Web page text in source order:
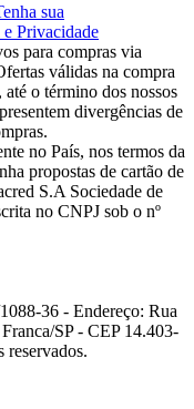
sua
e Privacidade
para compras via
válidas na compra
o término dos nossos
divergências de
no País, nos termos da
propostas de cartão de
S.A Sociedade de
no CNPJ sob o nº
36 - Endereço: Rua
SP - CEP 14.403-